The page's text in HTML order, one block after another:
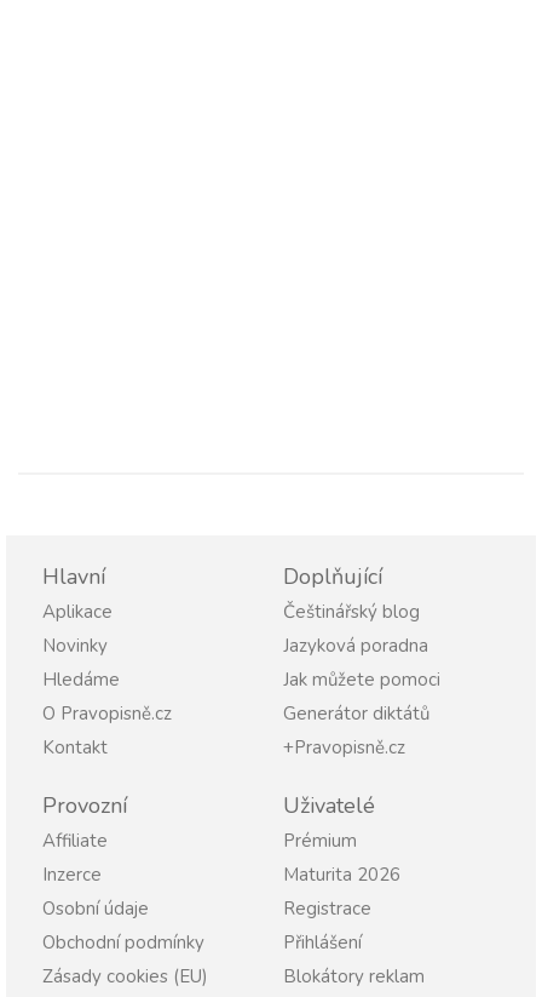
Hlavní
Aplikace
Novinky
Hledáme
O Pravopisně.cz
Kontakt
Doplňující
Češtinářský blog
Jazyková poradna
Jak můžete pomoci
Generátor diktátů
+Pravopisně.cz
Provozní
Affiliate
Inzerce
Osobní údaje
Obchodní podmínky
Zásady cookies (EU)
Uživatelé
Prémium
Maturita 2026
Registrace
Přihlášení
Blokátory reklam